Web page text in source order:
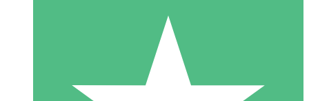
Paquetes de Créditos Individuales
Paga según el uso con créditos de descarga. Sin compromiso